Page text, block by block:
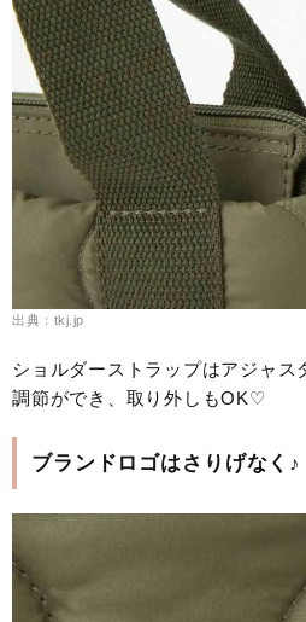
出典：tkj.jp
ショルダーストラップはアジャス
調節ができ、取り外しもOK♡
ブランドロゴはさりげなく♪